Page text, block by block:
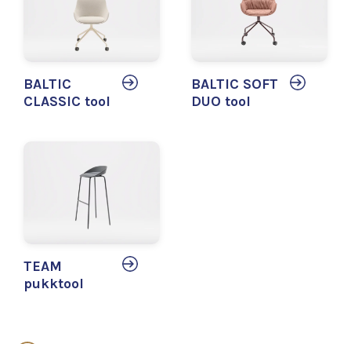
BALTIC
CLASSIC tool
BALTIC SOFT
DUO tool
TEAM
pukktool